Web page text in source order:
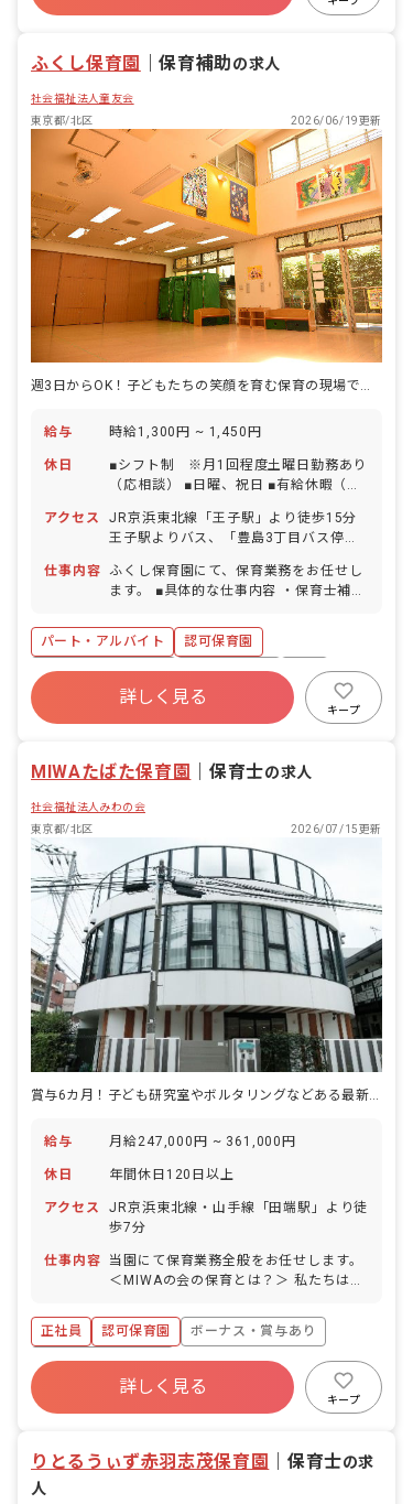
産休育休制度
ふくし保育園 ｜保育補助の求人
社会福祉法人童友会
東京都/北区
2026/06/19更新
週3日からOK！子どもたちの笑顔を育む保育の現場で、あなたらしく働こう
給与 時給1,300円 ~ 1,450円
休日
■シフト制 ※月1回程度土曜日勤務あり
（応相談） ■日曜、祝日 ■有給休暇（法
り）※取得実績あり
アクセス
JR京浜東北線「王子駅」より徒歩15分
王子駅よりバス、「豊島3丁目バス停」
仕事内容 ふくし保育園にて、保育業務をお任せし
ます。 ■具体的な仕事内容 ・保育士補助
・掃除一般など ※各クラス12～13名
（定員73名）
パート・アルバイト
認可保育園
ボーナス・賞与あり
社会保険完備
有給
昇給昇進あり
産休育休制度
詳しく見る
キープ
MIWAたばた保育園 ｜保育士の求人
社会福祉法人みわの会
東京都/北区
2026/07/15更新
賞与6カ月！子ども研究室やボルタリングなどある最新施設です
給与 月給247,000円 ~ 361,000円
休日 年間休日120日以上
アクセス
JR京浜東北線・山手線「田端駅」より徒
歩7分
仕事内容
当園にて保育業務全般をお任せします。
＜MIWAの会の保育とは？＞ 私たちは
づくり」を行なっています。 具体的に
は…… ・アタッチメント（安心感の輪）
を形成する保育 ・叱る必要のない保育
・アートな保育 ・「遊びは一番の学び」
正社員 認可保育園
ボーナス・賞与あり
年間休日120日以上
寮・住宅・家賃補助あり
社会保険完備
残業少なめ
詳しく見る
キープ
りとるうぃず赤羽志茂保育園 保育士の求
人